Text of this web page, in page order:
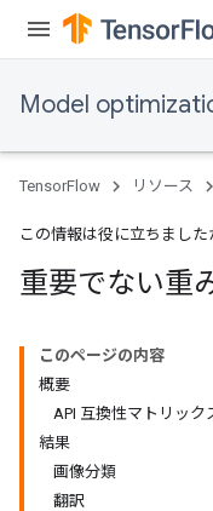
Model
TensorFlow リソース
この情報は役に立ちました
重要でない重
このページの内容
概要
API 互換性マトリック
結果
画像分類
翻訳